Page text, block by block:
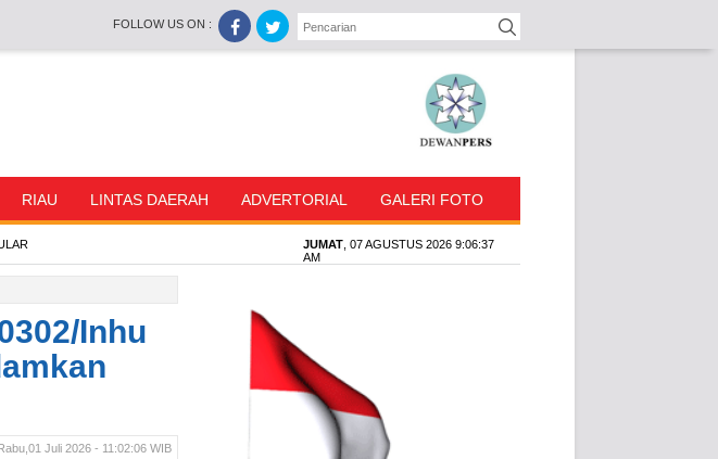
FOLLOW US ON :  
RIAU LINTAS DAERAH ADVERTORIAL GALERI FOTO
JUMAT , 07 AGUSTUS 2026 9:06:38
AM
Inhu
Juli 2026 - 11:02:06 WIB